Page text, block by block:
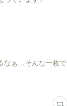
なぁ…そんな一枚で